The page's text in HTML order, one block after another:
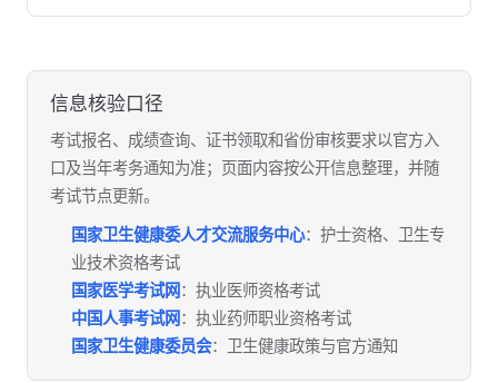
信息核验口径
考试报名、成绩查询、证书领取和省份审核要求以官方入
口及当年考务通知为准；页面内容按公开信息整理，并随
考试节点更新。
国家卫生健康委人才交流服务中心：护士资格、卫生专
业技术资格考试
国家医学考试网 ：执业医师资格考试
中国人事考试网 ：执业药师职业资格考试
国家卫生健康委员会：卫生健康政策与官方通知